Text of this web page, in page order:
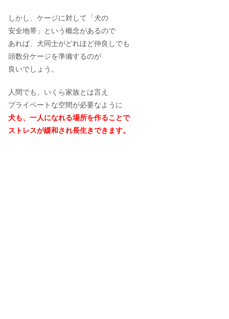
しかし、ケージに対して「犬の
安全地帯」という概念があるので
あれば、犬同士がどれほど仲良しでも
頭数分ケージを準備するのが
良いでしょう。
人間でも、いくら家族とは言え
プライベートな空間が必要なように
犬も、一人になれる場所を作ることで
ストレスが緩和され長生きできます。